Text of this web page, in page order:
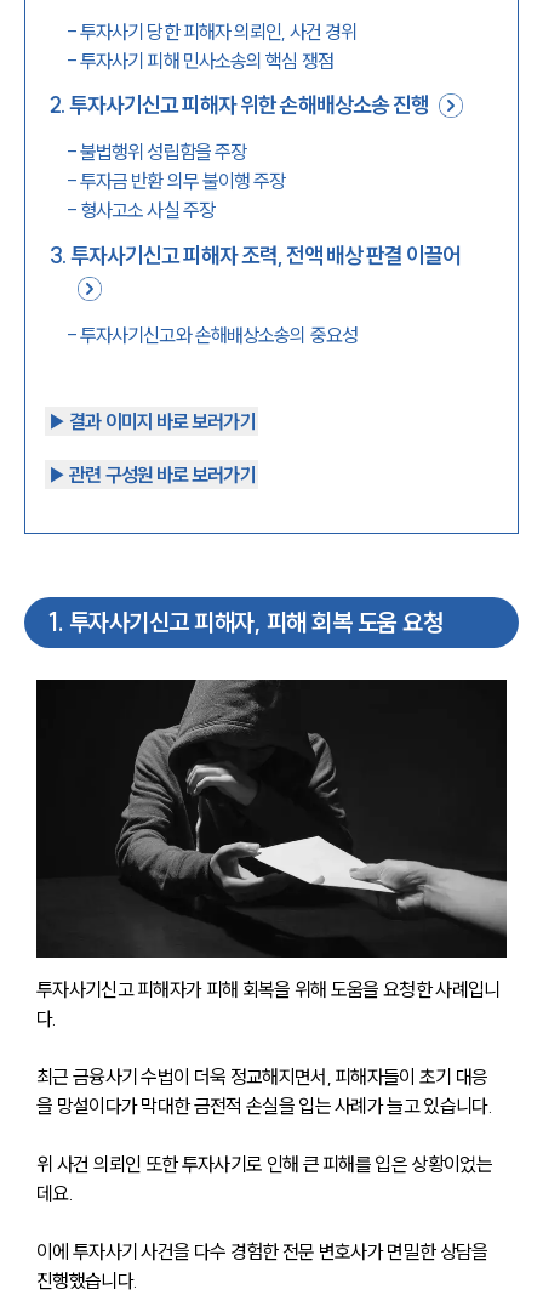
-투자사기 당한 피해자 의뢰인, 사건 경위
-투자사기 피해 민사소송의 핵심 쟁점
2.투자사기신고 피해자 위한 손해배상소송 진행
-불법행위 성립함을 주장
-투자금 반환 의무 불이행 주장
- 형사고소 사실 주장
3.투자사기신고 피해자 조력, 전액 배상 판결 이끌어
-투자사기신고와 손해배상소송의 중요성
▶︎ 결과 이미지 바로 보러가기
▶︎ 관련 구성원 바로 보러가기
1. 투자사기신고 피해자, 피해 회복 도움 요청
투자사기신고 피해자가 피해 회복을 위해 도움을 요청한 사례입니
다.
최근 금융사기 수법이 더욱 정교해지면서, 피해자들이 초기 대응
을 망설이다가 막대한 금전적 손실을 입는 사례가 늘고 있습니다.
위 사건 의뢰인 또한 투자사기로 인해 큰 피해를 입은 상황이었는
데요.
이에 투자사기 사건을 다수 경험한 전문 변호사가 면밀한 상담을
진행했습니다.